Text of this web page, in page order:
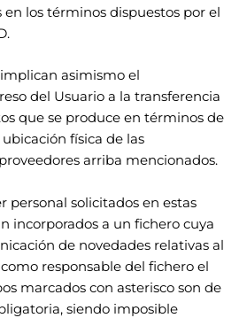
en los términos dispuestos por el
asimismo el
del Usuario a la transferencia
que se produce en términos de
física de las
arriba mencionados.
personal solicitados en estas
incorporados a un fichero cuya
de novedades relativas al
responsable del fichero el
marcados con asterisco son de
siendo imposible